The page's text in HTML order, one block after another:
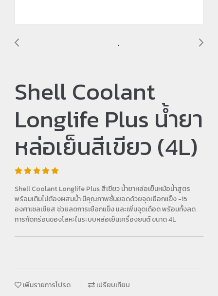
Shell Coolant
Longlife Plus น้ำยา
หล่อเย็นสีเขียว (4L)
Shell Coolant Longlife Plus สีเขียว น้ำยาหล่อเย็นหม้อน้ำสูตร
พร้อมเติมไม่ต้องผสมน้ำ มีคุณภาพชั้นยอดด้วยจุดเยือกแข็ง -15
องศาเซลเซียส ช่วยลดการเยือกแข็ง และเพิ่มจุดเดือด พร้อมทั้งลด
การกัดกร่อนของโลหะในระบบหล่อเย็นเครื่องยนต์ ขนาด 4L
เพิ่มรายการโปรด เปรียบเทียบ